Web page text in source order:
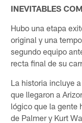
INEVITABLES
Hubo una etapa
original y una
segundo equipo
recta final de su
La historia incluye
que llegaron a
lógico que la gente
de Palmer y Kurt